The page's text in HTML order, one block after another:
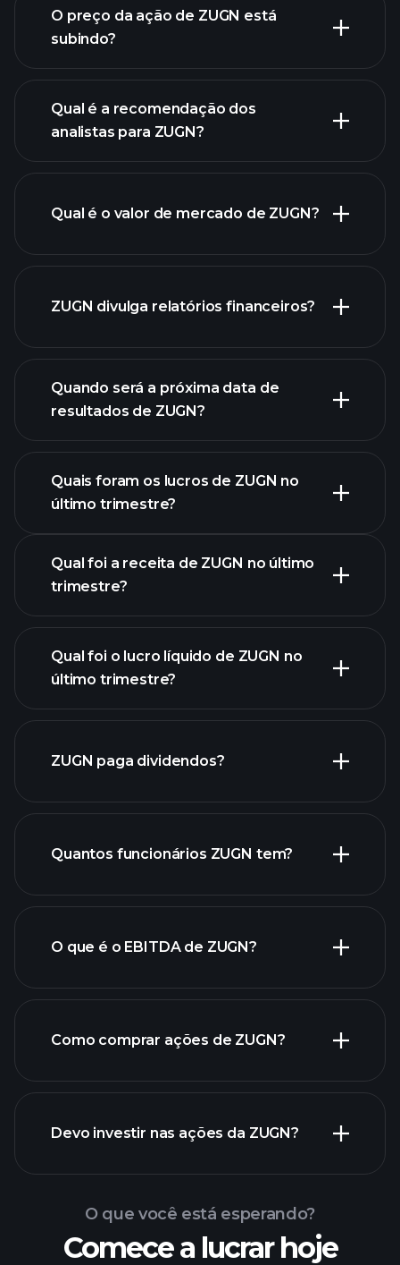
gráfico avançado
O preço da ação de ZUGN está
subindo?
de ZUGN.
Qual é a recomendação dos
analistas para ZUGN?
Qual é o valor de mercado de ZUGN?
lista de ações
ZUGN divulga relatórios financeiros?
finanças
de ZUGN
Quando será a próxima data de
resultados de ZUGN?
Quais foram os lucros de ZUGN no
último trimestre?
lucros de
ZUGN
Qual foi a receita de ZUGN no último
trimestre?
ZUGN
Qual foi o lucro líquido de ZUGN no
último trimestre?
ZUGN
ZUGN paga dividendos?
Quantos funcionários ZUGN tem?
maiores
O que é o EBITDA de ZUGN?
financeiros de ZUGN
Como comprar ações de ZUGN?
Devo investir nas ações da ZUGN?
O que você está esperando?
Comece a lucrar hoje